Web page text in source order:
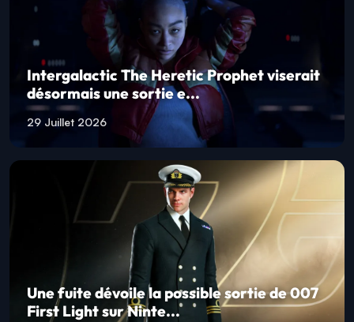
Intergalactic The Heretic Prophet viserait
désormais une sortie e...
29 Juillet 2026
Une fuite dévoile la possible sortie de 007
First Light sur Ninte...